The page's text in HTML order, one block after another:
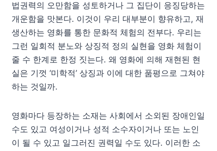
법권력의 오만함을 성토하거나 그 집단이 응징당하는
개운함을 맛본다. 이것이 우리 대부분이 향유하고, 재
생산하는 영화를 통한 문화적 체험의 전부다. 우리는
그런 일회적 분노와 상징적 정의 실현을 영화 체험이
줄 수 한계로 한정 짓는다. 왜 영화에 의해 재현된 현
실은 기껏 ‘미학적’ 상징과 이에 대한 품평으로 그쳐야
하는 것일까.
영화마다 등장하는 소재는 사회에서 소외된 장애인일
수도 있고 여성이거나 성적 소수자이거나 또는 노인
이 될 수 있고 일그러진 권력일 수도 있다. 이러한 소